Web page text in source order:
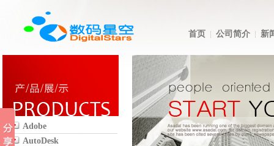
首页 公司简介 新
Adobe
AutoDesk